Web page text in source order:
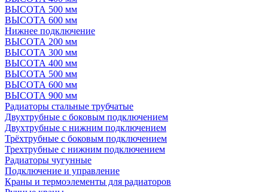
ВЫСОТА 500 мм
ВЫСОТА 600 мм
Нижнее подключение
ВЫСОТА 200 мм
ВЫСОТА 300 мм
ВЫСОТА 400 мм
ВЫСОТА 500 мм
ВЫСОТА 600 мм
ВЫСОТА 900 мм
Радиаторы стальные трубчатые
Двухтрубные с боковым подключением
Двухтрубные с нижним подключением
Трёхтрубные с боковым подключением
Трехтрубные с нижним подключением
Радиаторы чугунные
Подключение и управление
Краны и термоэлементы для радиаторов